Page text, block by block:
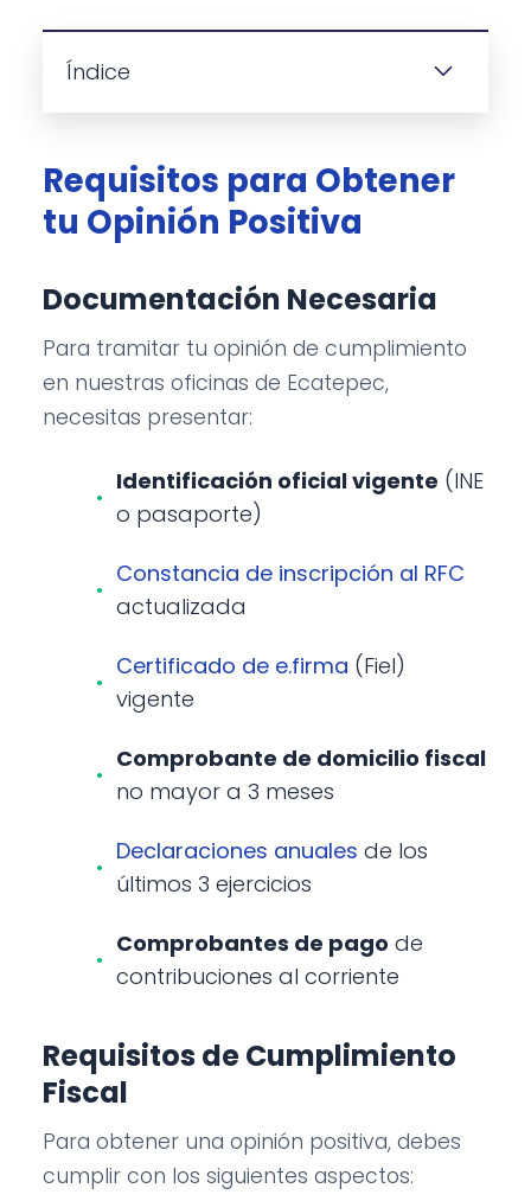
Índice
Requisitos para Obtener
tu Opinión Positiva
Documentación Necesaria
Para tramitar tu opinión de cumplimiento
en nuestras oficinas de Ecatepec,
necesitas presentar:
Identificación oficial vigente (INE
o pasaporte)
Constancia de inscripción al RFC
actualizada
Certificado de e.firma (Fiel)
vigente
Comprobante de domicilio fiscal
no mayor a 3 meses
Declaraciones anuales de los
últimos 3 ejercicios
Comprobantes de pago de
contribuciones al corriente
Requisitos de Cumplimiento
Fiscal
Para obtener una opinión positiva, debes
cumplir con los siguientes aspectos: